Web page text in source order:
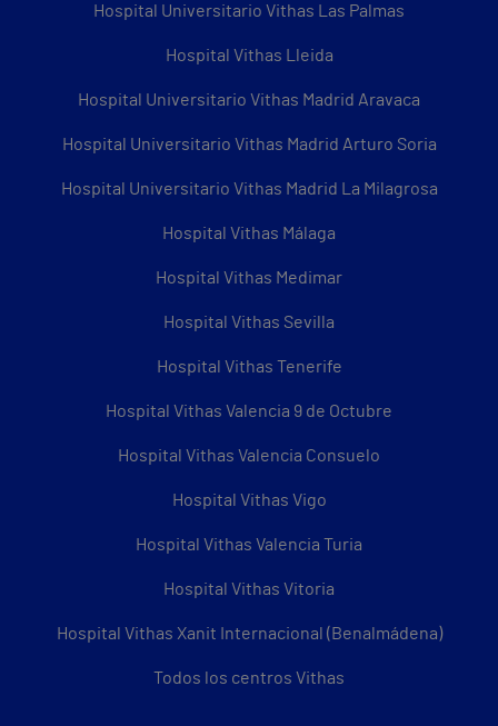
Hospital Universitario Vithas Las Palmas
Hospital Vithas Lleida
Hospital Universitario Vithas Madrid Aravaca
Hospital Universitario Vithas Madrid Arturo Soria
Hospital Universitario Vithas Madrid La Milagrosa
Hospital Vithas Málaga
Hospital Vithas Medimar
Hospital Vithas Sevilla
Hospital Vithas Tenerife
Hospital Vithas Valencia 9 de Octubre
Hospital Vithas Valencia Consuelo
Hospital Vithas Vigo
Hospital Vithas Valencia Turia
Hospital Vithas Vitoria
Hospital Vithas Xanit Internacional (Benalmádena)
Todos los centros Vithas